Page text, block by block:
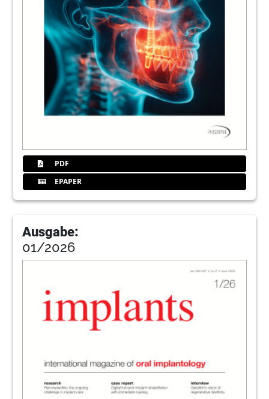
New concepts in computer-guided
implantology (Part I): Thread timing and
implant phase
Dr Gian Luigi Telara, Italy
Second implantation after implant fracture
3542. Internationaler Jahreskongress der
DGZI
38Use of tilted implants in the treatment of
Prof Gregor-Georg Zafiropoulos, Germany
41Oemus Media
20th Annual Congress of the EAO
Daniel Zimmermann, Annemarie Fischer,
Germany
Redaktion
International Events
PDF
EPAPER
Ausgabe:
01/2026